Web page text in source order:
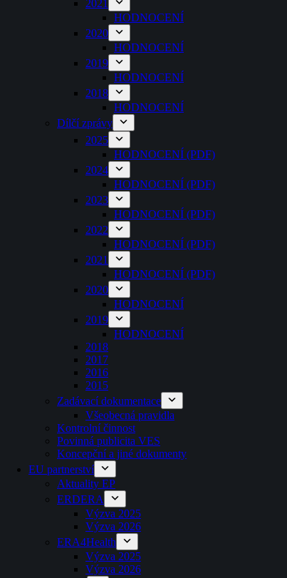
2021
HODNOCENÍ
2020
HODNOCENÍ
2019
HODNOCENÍ
2018
HODNOCENÍ
Dílčí zprávy
2025
HODNOCENÍ (PDF)
2024
HODNOCENÍ (PDF)
2023
HODNOCENÍ (PDF)
2022
HODNOCENÍ (PDF)
2021
HODNOCENÍ (PDF)
2020
HODNOCENÍ
2019
HODNOCENÍ
2018
2017
2016
2015
Zadávací dokumentace
Všeobecná pravidla
Kontrolní činnost
Povinná publicita VES
Koncepční a jiné dokumenty
EU partnerství
Aktuality EP
ERDERA
Výzva 2025
Výzva 2026
ERA4Health
Výzva 2025
Výzva 2026